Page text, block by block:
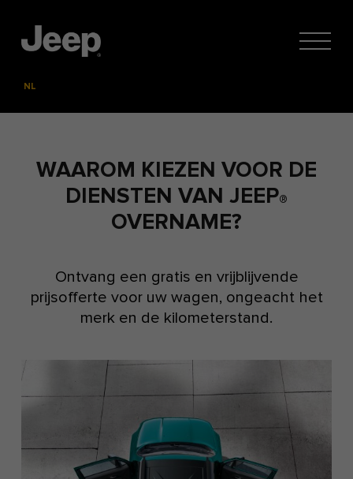
NL
WAAROM KIEZEN VOOR DE
DIENSTEN VAN JEEP®
OVERNAME?
Ontvang een gratis en vrijblijvende
prijsofferte voor uw wagen, ongeacht het
merk en de kilometerstand.